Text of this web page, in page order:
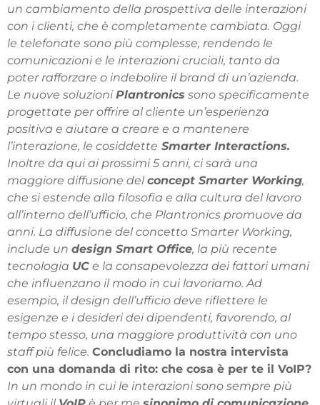
un cambiamento della prospettiva delle interazioni
con i clienti, che è completamente cambiata. Oggi
le telefonate sono più complesse, rendendo le
comunicazioni e le interazioni cruciali, tanto da
poter rafforzare o indebolire il brand di un’azienda.
Le nuove soluzioniPlantronics sono specificamente
progettate per offrire al cliente un’esperienza
positiva e aiutare a creare e a mantenere
l’interazione, le cosiddette Smarter Interactions.
Inoltre da qui ai prossimi 5 anni, ci sarà una
maggiore diffusione del concept Smarter Working,
che si estende alla filosofia e alla cultura del lavoro
all’interno dell’ufficio, che Plantronics promuove da
anni. La diffusione del concetto Smarter Working,
include un design Smart Office, la più recente
tecnologia UC e la consapevolezza dei fattori umani
che influenzano il modo in cui lavoriamo. Ad
esempio, il design dell’ufficio deve riflettere le
esigenze e i desideri dei dipendenti, favorendo, al
tempo stesso, una maggiore produttività con uno
staff più felice. Concludiamo la nostra intervista
con una domanda di rito: che cosa è per te il VoIP?
In un mondo in cui le interazioni sono sempre più